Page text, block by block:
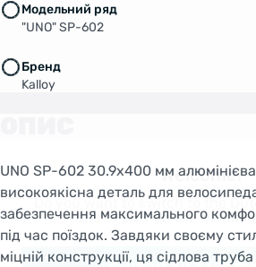
Модельний ряд
"UNO" SP-602
Бренд
Kalloy
UNO SP-602 30.9x400 мм
високоякісна деталь для
забезпечення максимального
під час поїздок. Завдяки своєму
міцній конструкції, ця сідлова
Welcome!
Do you want to switch to the
site or stay on the